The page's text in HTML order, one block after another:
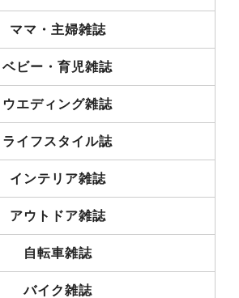
ママ・主婦雑誌
ベビー・育児雑誌
ウエディング雑誌
ライフスタイル誌
インテリア雑誌
アウトドア雑誌
自転車雑誌
バイク雑誌